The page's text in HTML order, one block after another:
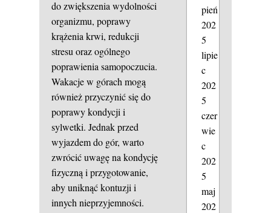
do zwiększenia wydolności
organizmu, poprawy
krążenia krwi, redukcji
stresu oraz ogólnego
poprawienia samopoczucia.
Wakacje w górach mogą
również przyczynić się do
poprawy kondycji i
sylwetki. Jednak przed
wyjazdem do gór, warto
zwrócić uwagę na kondycję
fizyczną i przygotowanie,
aby uniknąć kontuzji i
innych nieprzyjemności.
pień
202
5
lipie
c
202
5
czer
wie
c
202
5
maj
202